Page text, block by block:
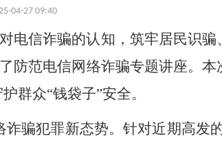
04-27 09:40
电信诈骗的认知，筑牢居民识骗
防范电信网络诈骗专题讲座。本
群众“钱袋子”安全。
骗犯罪新态势。针对近期高发